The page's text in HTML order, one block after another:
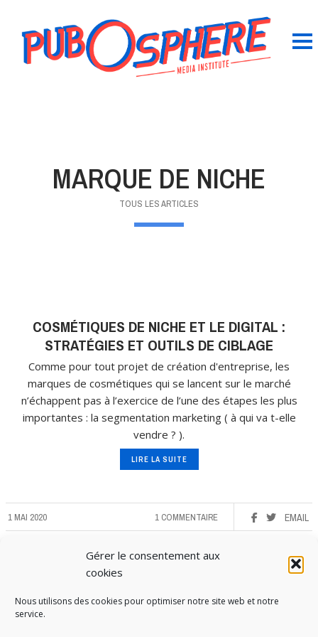
Gérer le consentement aux
cookies
Nous utilisons des cookies pour optimiser notre site web et notre
service.
MARQUE DE NICHE
TOUS LES ARTICLES
COSMÉTIQUES DE NICHE ET LE DIGITAL :
STRATÉGIES ET OUTILS DE CIBLAGE
Comme pour tout projet de création d'entreprise, les
marques de cosmétiques qui se lancent sur le marché
n’échappent pas à l’exercice de l’une des étapes les plus
importantes : la segmentation marketing ( à qui va t-elle
vendre ? ).
LIRE LA SUITE
1 MAI 2020 EMAIL
1 COMMENTAIRE